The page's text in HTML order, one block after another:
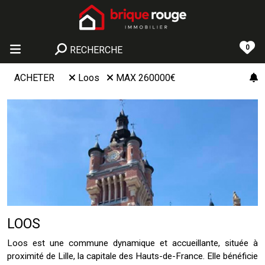
RECHERCHE 0
ACHETER Loos MAX 260000€
LOOS
Loos est une commune dynamique et accueillante, située à
proximité de Lille, la capitale des Hauts-de-France. Elle bénéficie